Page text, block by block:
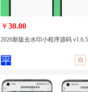
￥30.00
2026新版去水印小程序源码
自